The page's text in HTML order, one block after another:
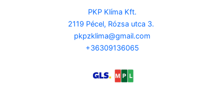
PKP Klíma Kft.
2119 Pécel, Rózsa utca 3.
pkpzklima@gmail.com
+36309136065